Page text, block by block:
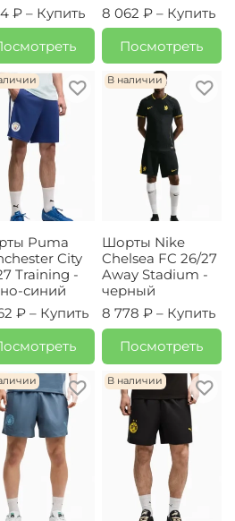
₽ – Купить
8 062 ₽ – Купить
Посмотреть
Puma
City
Training -
синий
₽ – Купить
В наличии
Шорты Nike
Chelsea FC 26/27
Away Stadium -
черный
8 778 ₽ – Купить
Посмотреть
В наличии